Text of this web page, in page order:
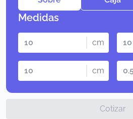
Medidas
cm
cm
Cotizar